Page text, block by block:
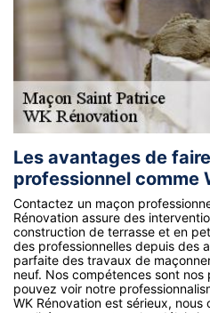
Les avantages de
professionnel comme
Contactez un maçon
Rénovation assure des
construction de terrasse et en
des professionnelles depuis des
parfaite des travaux de
neuf. Nos compétences sont
pouvez voir notre
WK Rénovation est sérieux,